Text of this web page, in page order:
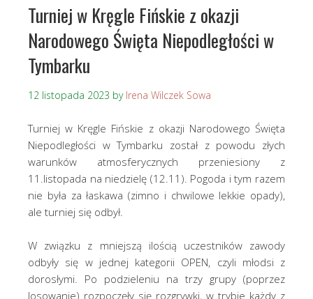
Turniej w Kręgle Fińskie z okazji
Narodowego Święta Niepodległości w
Tymbarku
12 listopada 2023 by Irena Wilczek Sowa
Turniej w Kręgle Fińskie z okazji Narodowego Święta
Niepodległości w Tymbarku został z powodu złych
warunków atmosferycznych przeniesiony z
11.listopada na niedzielę (12.11). Pogoda i tym razem
nie była za łaskawa (zimno i chwilowe lekkie opady),
ale turniej się odbył.
W związku z mniejszą ilością uczestników zawody
odbyły się w jednej kategorii OPEN, czyli młodsi z
dorosłymi. Po podzieleniu na trzy grupy (poprzez
losowanie) rozpoczęły się rozgrywki, w trybie każdy z